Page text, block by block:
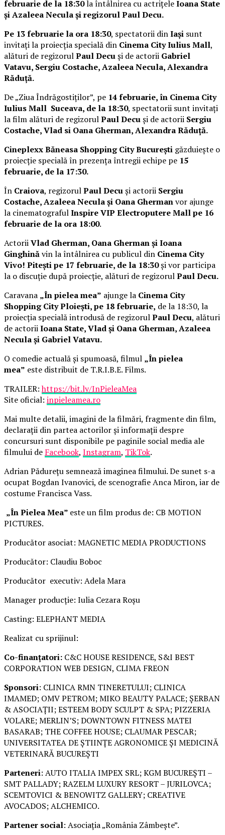
februarie de la 18:30la întâlnirea cu actrițeleIoana State
și Azaleea Necula și regizorul Paul Decu.
Pe 13 februarie la ora 18:30, spectatorii dinIași sunt
invitați la proiecția specială din Cinema City Iulius Mall,
alături de regizorulPaul Decuși de actorii Gabriel
Vatavu, Sergiu Costache, Azaleea Necula, Alexandra
Răduță.
De „Ziua Îndrăgostiților”, pe 14 februarie, în Cinema City
Iulius Mall Suceava, de la 18:30, spectatorii sunt invitați
la film alături de regizorulPaul Decuși de actorii Sergiu
Costache, Vlad si Oana Gherman, Alexandra Răduță.
Cineplexx Băneasa Shopping City București găzduiește o
proiecție specială în prezența întregii echipe pe 15
februarie, de la 17:30.
În Craiova, regizorulPaul Decuși actorii Sergiu
Costache, Azaleea Necula și Oana Ghermanvor ajunge
la cinematografulInspire VIP Electroputere Mall pe 16
februarie de la ora 18:00.
ActoriiVlad Gherman, Oana Gherman și Ioana
Ginghinăvin la întâlnirea cu publicul din Cinema City
Vivo! Pitești pe 17 februarie, de la 18:30și vor participa
la o discuție după proiecție, alături de regizorulPaul Decu.
Caravana „În pielea mea” ajunge la Cinema City
Shopping City Ploiești, pe 18 februarie, de la 18:30, la
proiecția specială introdusă de regizorulPaul Decu, alături
de actoriiIoana State, Vlad și Oana Gherman, Azaleea
Necula și Gabriel Vatavu.
O comedie actuală și spumoasă, filmul „În pielea
mea” este distribuit de T.R.I.B.E. Films.
TRAILER:https://bit.ly/InPieleaMea
Site oficial: inpieleamea.ro
Mai multe detalii, imagini de la filmări, fragmente din film,
declarații din partea actorilor și informații despre
concursuri sunt disponibile pe paginile social media ale
filmului de Facebook, Instagram, TikTok.
Adrian Pădurețu semnează imaginea filmului. De sunet s-a
ocupat Bogdan Ivanovici, de scenografie Anca Miron, iar de
costume Francisca Vass.
„În Pielea Mea” este un film produs de: CB MOTION
PICTURES.
Producător asociat: MAGNETIC MEDIA PRODUCTIONS
Producător: Claudiu Boboc
Producător executiv: Adela Mara
Manager producție: Iulia Cezara Roșu
Casting: ELEPHANT MEDIA
Realizat cu sprijinul:
Co-finanțatori: C&C HOUSE RESIDENCE, S&I BEST
CORPORATION WEB DESIGN, CLIMA FREON
Sponsori: CLINICA RMN TINERETULUI; CLINICA
IMAMED; OMV PETROM; MIKO BEAUTY PALACE; ȘERBAN
& ASOCIAȚII; ESTEEM BODY SCULPT & SPA; PIZZERIA
VOLARE; MERLIN’S; DOWNTOWN FITNESS MATEI
BASARAB; THE COFFEE HOUSE; CLAUMAR PESCAR;
UNIVERSITATEA DE ȘTIINȚE AGRONOMICE ȘI MEDICINĂ
VETERINARĂ BUCUREȘTI
Parteneri: AUTO ITALIA IMPEX SRL; KGM BUCUREȘTI –
SMT PALLADY; RAZELM LUXURY RESORT – JURILOVCA;
SCEMTOVICI & BENOWITZ GALLERY; CREATIVE
AVOCADOS; ALCHEMICO.
Partener social: Asociația „România Zâmbește”.